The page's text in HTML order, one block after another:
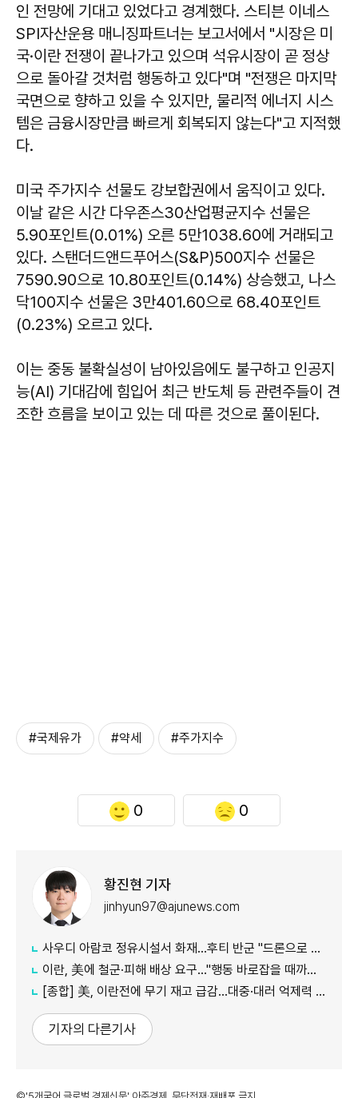
인 전망에 기대고 있었다고 경계했다. 스티븐 이네스
SPI자산운용 매니징파트너는 보고서에서 "시장은 미
국·이란 전쟁이 끝나가고 있으며 석유시장이 곧 정상
으로 돌아갈 것처럼 행동하고 있다"며 "전쟁은 마지막
국면으로 향하고 있을 수 있지만, 물리적 에너지 시스
템은 금융시장만큼 빠르게 회복되지 않는다"고 지적했
다.
미국 주가지수 선물도 강보합권에서 움직이고 있다.
이날 같은 시간 다우존스30산업평균지수 선물은
5.90포인트(0.01%) 오른 5만1038.60에 거래되고
있다. 스탠더드앤드푸어스(S&P)500지수 선물은
7590.90으로 10.80포인트(0.14%) 상승했고, 나스
닥100지수 선물은 3만401.60으로 68.40포인트
(0.23%) 오르고 있다.
이는 중동 불확실성이 남아있음에도 불구하고 인공지
능(AI) 기대감에 힘입어 최근 반도체 등 관련주들이 견
조한 흐름을 보이고 있는 데 따른 것으로 풀이된다.
#국제유가 #약세 #주가지수
0 0
황진현 기자
jinhyun97@ajunews.com
사우디 아람코 정유시설서 화재…후티 반군 "드론으로 정밀 타격"
이란, 美에 철군·피해 배상 요구…"행동 바로잡을 때까지 호르무즈 폐쇄"
[종합] 美, 이란전에 무기 재고 급감…대중·대러 억제력 약화 우려
기자의 다른기사